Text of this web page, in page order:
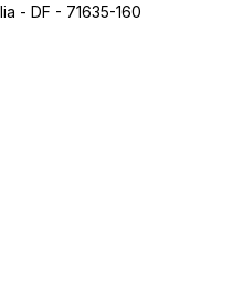
- DF - 71635-160